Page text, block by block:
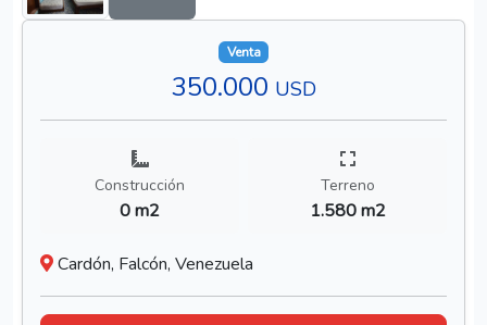
Venta
350.000 USD
Construcción
0 m2
Terreno
1.580 m2
Cardón, Falcón, Venezuela